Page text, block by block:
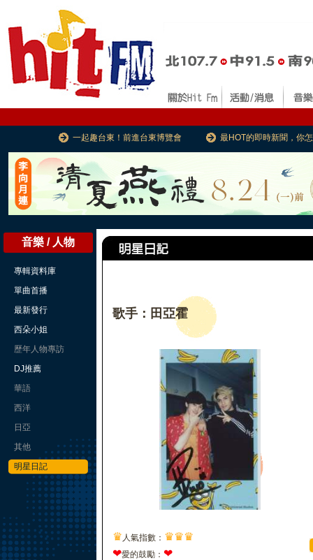
一起趣台東！前進台東博覽會 最HOT的即時新聞，你
音樂 / 人物
專輯資料庫
單曲首播
最新發行
西朵小姐
歷年人物專訪
DJ推薦
華語
西洋
日亞
其他
明星日記
歌手：田亞霍
♛ 人氣指數： ♛♛♛
❤愛的鼓勵： ❤